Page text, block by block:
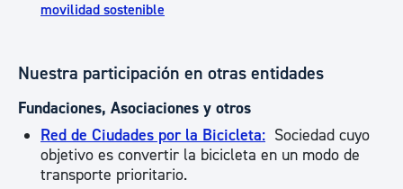
movilidad sostenible
Nuestra participación en otras entidades
Fundaciones, Asociaciones y otros
Red de Ciudades por la Bicicleta: Sociedad cuyo
objetivo es convertir la bicicleta en un modo de
transporte prioritario.